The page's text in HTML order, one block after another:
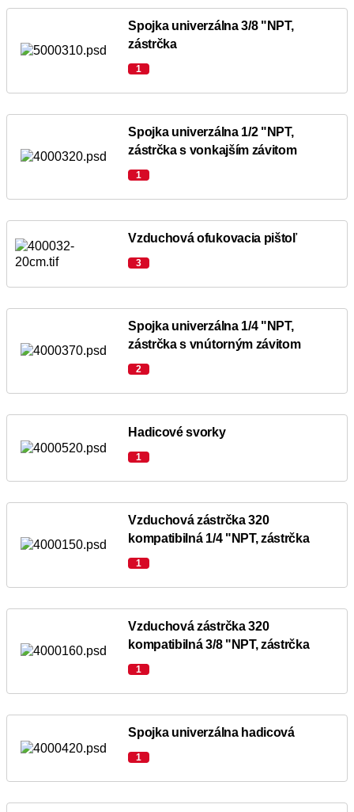
Spojka univerzálna 3/8 "NPT,
zástrčka
1
Spojka univerzálna 1/2 "NPT,
zástrčka s vonkajším závitom
1
Vzduchová ofukovacia pištoľ
3
Spojka univerzálna 1/4 "NPT,
zástrčka s vnútorným závitom
2
Hadicové svorky
1
Vzduchová zástrčka 320
kompatibilná 1/4 "NPT, zástrčka
1
Vzduchová zástrčka 320
kompatibilná 3/8 "NPT, zástrčka
1
Spojka univerzálna hadicová
1